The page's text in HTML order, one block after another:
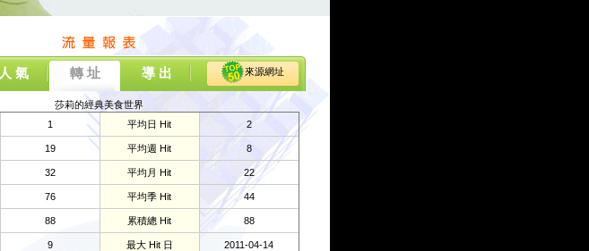
人 氣 轉 址 導 出 來源網址
莎莉的經典美食世界
1 平均日 Hit 2
19 平均週 Hit 8
32 平均月 Hit 22
76 平均季 Hit 44
88 累積總 Hit 88
9 最大 Hit 日 2011-04-14